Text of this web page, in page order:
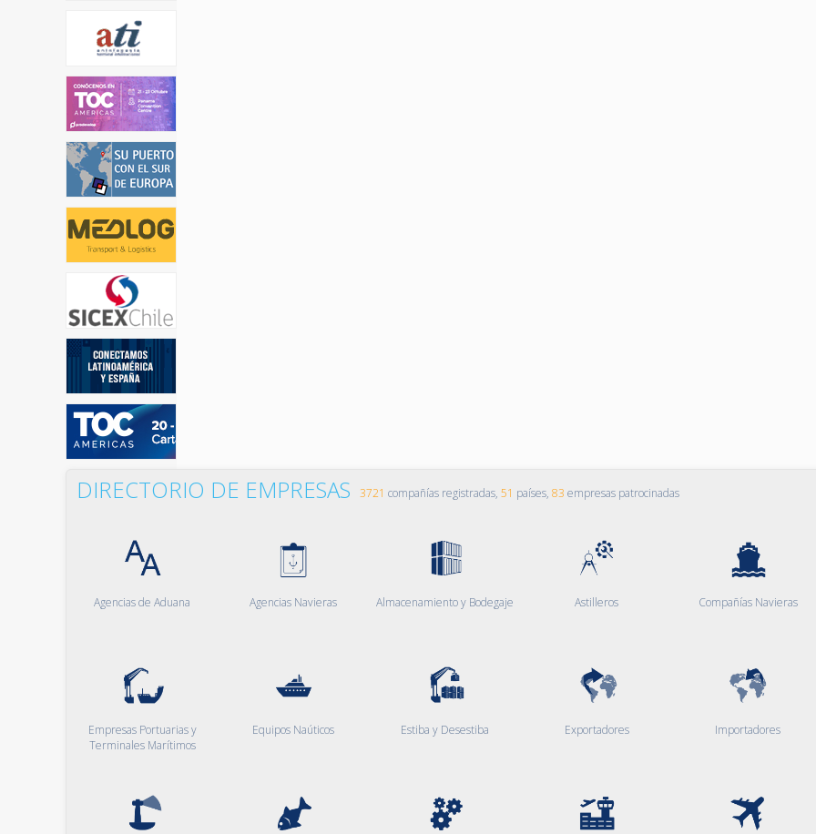
DIRECTORIO DE EMPRESAS 3721 compañías registradas, 51 países, 83 empresas patrocinadas
Agencias de Aduana Agencias Navieras Almacenamiento y Bodegaje Astilleros Compañías Navieras
Empresas Portuarias y
Terminales Marítimos
Equipos Naúticos Estiba y Desestiba Exportadores Importadores